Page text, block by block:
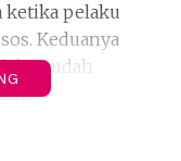
ketika pelaku
Keduanya
sudah
korban